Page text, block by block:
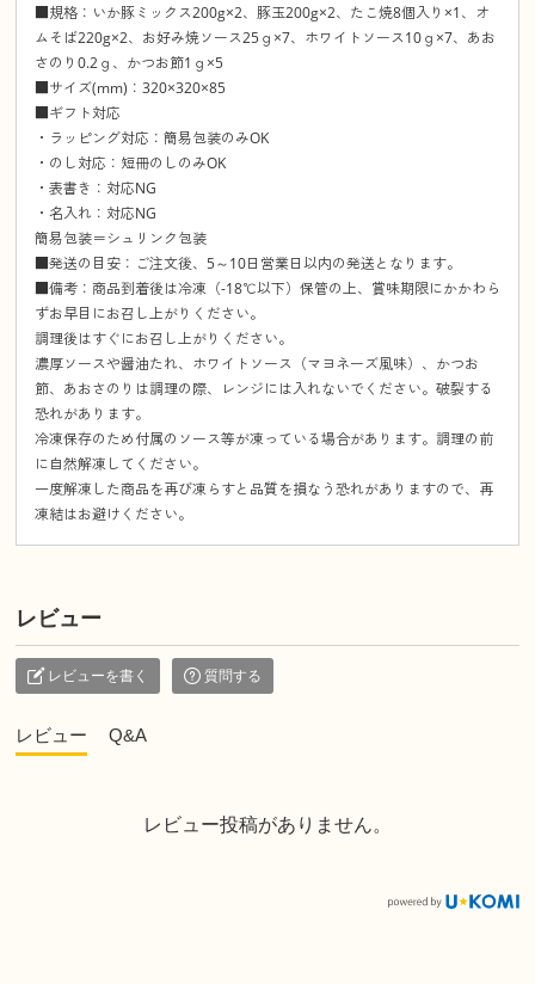
■規格：いか豚ミックス200g×2、豚玉200g×2、たこ焼8個入り×1、オ
ムそば220g×2、お好み焼ソース25ｇ×7、ホワイトソース10ｇ×7、あお
さのり0.2ｇ、かつお節1ｇ×5
■サイズ(mm)：320×320×85
■ギフト対応
・ラッピング対応：簡易包装のみOK
・のし対応：短冊のしのみOK
・表書き：対応NG
・名入れ：対応NG
簡易包装＝シュリンク包装
■発送の目安：ご注文後、5～10日営業日以内の発送となります。
■備考：商品到着後は冷凍（-18℃以下）保管の上、賞味期限にかかわら
ずお早目にお召し上がりください。
調理後はすぐにお召し上がりください。
濃厚ソースや醤油たれ、ホワイトソース（マヨネーズ風味）、かつお
節、あおさのりは調理の際、レンジには入れないでください。破裂する
恐れがあります。
冷凍保存のため付属のソース等が凍っている場合があります。調理の前
に自然解凍してください。
一度解凍した商品を再び凍らすと品質を損なう恐れがありますので、再
凍結はお避けください。
レビュー
レビューを書く 質問する
レビュー Q&A
レビュー投稿がありません。